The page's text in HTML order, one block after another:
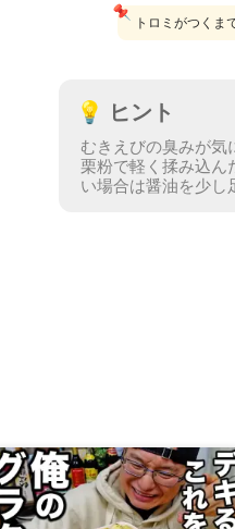
トロミがつくま
📌
💡 ヒント
むきえびの臭みが
栗粉で軽く揉み込ん
い場合は醤油を少し